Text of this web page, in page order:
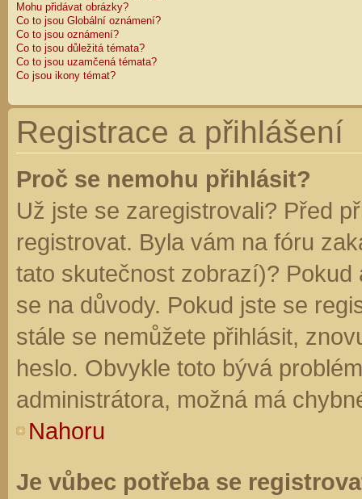
Mohu přidávat obrázky?
Co to jsou Globální oznámení?
Co to jsou oznámení?
Co to jsou důležitá témata?
Co to jsou uzamčená témata?
Co jsou ikony témat?
Registrace a přihlášení
Proč se nemohu přihlásit?
Už jste se zaregistrovali? Před
registrovat. Byla vám na fóru
tato skutečnost zobrazí)?
se na důvody. Pokud jste se
stále se nemůžete přihlásit,
heslo. Obvykle toto bývá
administrátora, možná má
Nahoru
Je vůbec potřeba se